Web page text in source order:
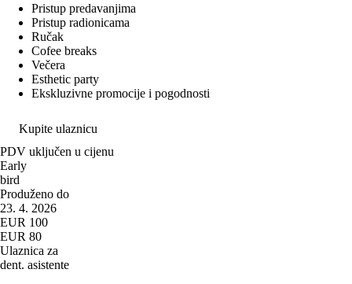
Pristup predavanjima
Pristup radionicama
Ručak
Cofee breaks
Večera
Esthetic party
Ekskluzivne promocije i pogodnosti
Kupite ulaznicu
PDV uključen u cijenu
Early
bird
Produženo do
23. 4. 2026
EUR 100
EUR 80
Ulaznica za
dent. asistente